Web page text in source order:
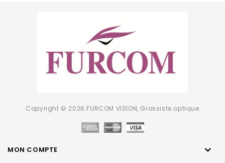
Copyright © 2026 FURCOM VISION, Grossiste optique
MON COMPTE